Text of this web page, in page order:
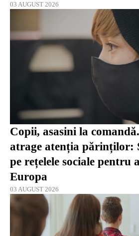
03 AUGUST 2026
Copii, asasini la
atrage atenția părinților:
pe rețelele sociale pentru
Europa
03 AUGUST 2026